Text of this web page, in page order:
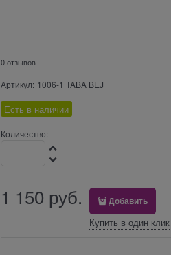
0 отзывов
Артикул: 1006-1 TABA BEJ
Есть в наличии
Количество:
1 150 руб. Добавить
Купить в один клик